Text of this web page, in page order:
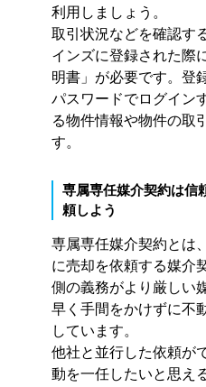
利用しましょう。
取引状況などを確認す
インズに登録された際
明書」が必要です。登
パスワードでログイン
る物件情報や物件の取
す。
専属専任媒介契約は信
頼しよう
専属専任媒介契約とは
に売却を依頼する媒介
側の義務がより厳しい
早く手間をかけずに不
しています。
他社と並行した依頼が
動を一任したいと思え